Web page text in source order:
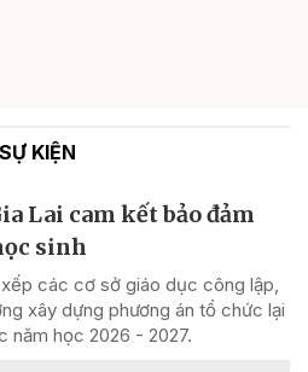
KIỆN
Lai cam kết bảo đảm
sinh
các cơ sở giáo dục công lập,
xây dựng phương án tổ chức lại
năm học 2026 - 2027.